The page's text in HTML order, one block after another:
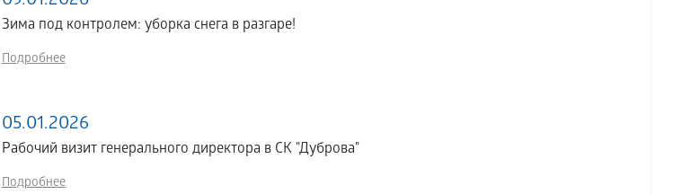
Зима под контролем: уборка снега в разгаре!
Подробнее
05.01.2026
Рабочий визит генерального директора в СК "Дуброва"
Подробнее